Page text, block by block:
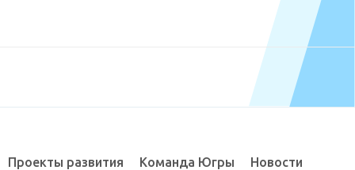
Проекты развития Команда Югры Новости